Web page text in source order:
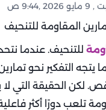
,9:44 ص
للتنحيف. عندما
يتجه التفكير نحو
لكن الحقيقة التي لا
تلعب دورًا أكثر